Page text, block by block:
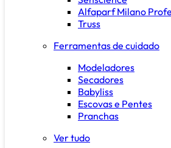
Alfaparf Milano
Truss
Ferramentas de cuidado
Modeladores
Secadores
Babyliss
Escovas e Pentes
Pranchas
Ver tudo